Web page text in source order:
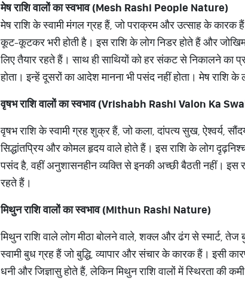
मेषराशिवालोंकास्वभाव(Mesh Rashi People Nature)
मेष राशि के स्वामी मंगल ग्रह हैं, जो पराक्रम और उत्साह के कारक
कूट-कूटकर भरी होती है। इस राशि के लोग निडर होते हैं और
लिए तैयार रहते हैं। साथ ही साथियों को हर संकट से निकालने का
होता। इन्हें दूसरों का आदेश मानना भी पसंद नहीं होता। मेष
वृषभ राशि वालों का स्वभाव (Vrishabh Rashi Valon Ka
वृषभ राशि के स्वामी ग्रह शुक्र हैं, जो कला, दांपत्य सुख, ऐश्वर्य,
सिद्धांतप्रिय और कोमल हृदय वाले होते हैं। इस राशि के लोग
पसंद है, वहीं अनुशासनहीन व्यक्ति से इनकी अच्छी बैठती नहीं।
रहते हैं।
मिथुन राशि वालों का स्वभाव (Mithun Rashi Nature)
मिथुन राशि वाले लोग मीठा बोलने वाले, शक्ल और ढंग से स्मार्ट, तेज
स्वामी बुध ग्रह हैं जो बुद्धि, व्यापार और संचार के कारक हैं। इसी
धनी और जिज्ञासु होते हैं, लेकिन मिथुन राशि वालों में स्थिरता की